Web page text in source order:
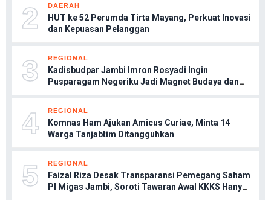
2 DAERAH
HUT ke 52 Perumda Tirta Mayang, Perkuat Inovasi
dan Kepuasan Pelanggan
3 REGIONAL
Kadisbudpar Jambi Imron Rosyadi Ingin
Pusparagam Negeriku Jadi Magnet Budaya dan
4 REGIONAL
Komnas Ham Ajukan Amicus Curiae, Minta 14
Warga Tanjabtim Ditangguhkan
5 REGIONAL
Faizal Riza Desak Transparansi Pemegang Saham
PI Migas Jambi, Soroti Tawaran Awal KKKS Hanya